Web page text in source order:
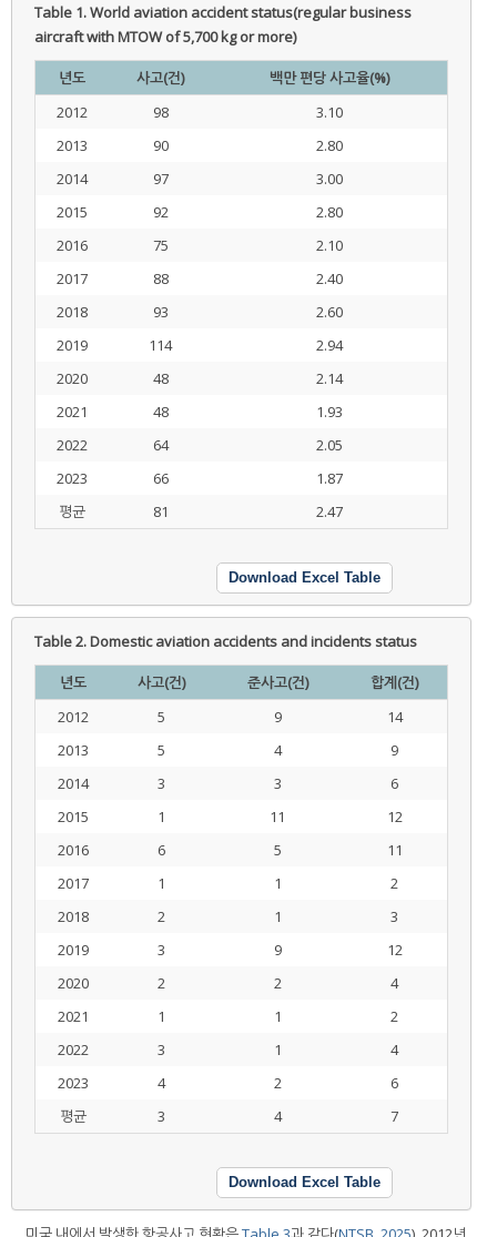
Table 1.World aviation accident status(regular business
aircraft with MTOW of 5,700 kg or more)
년도 사고(건)
백만 편당 사고율(%)
2012
98
3.10
2013
90
2.80
2014
97
3.00
2015
92
2.80
2016
75
2.10
2017
88
2.40
2018
93
2.60
2019
114
2.94
2020
48
2.14
2021
48
1.93
2022
64
2.05
2023
66
1.87
평균
81 2.47
Download Excel Table
Table 2.Domestic aviation accidents and incidents status
년도 사고(건) 준사고(건)
합계(건)
2012
5 9
14
2013
5 4
9
2014
3 3
6
2015
1 11
12
2016
6 5
11
2017
1 1
2
2018
2 1
3
2019
3 9
12
2020
2 2
4
2021
1 1
2
2022
3 1
4
2023
4 2
6
평균
3 4 7
Download Excel Table